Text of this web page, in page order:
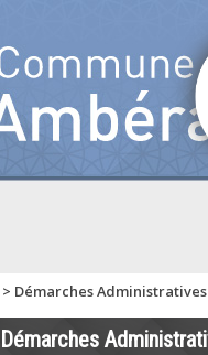
> Démarches Administratives
Démarches